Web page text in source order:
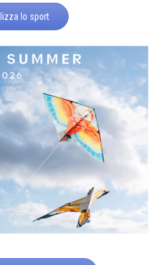
lo sport